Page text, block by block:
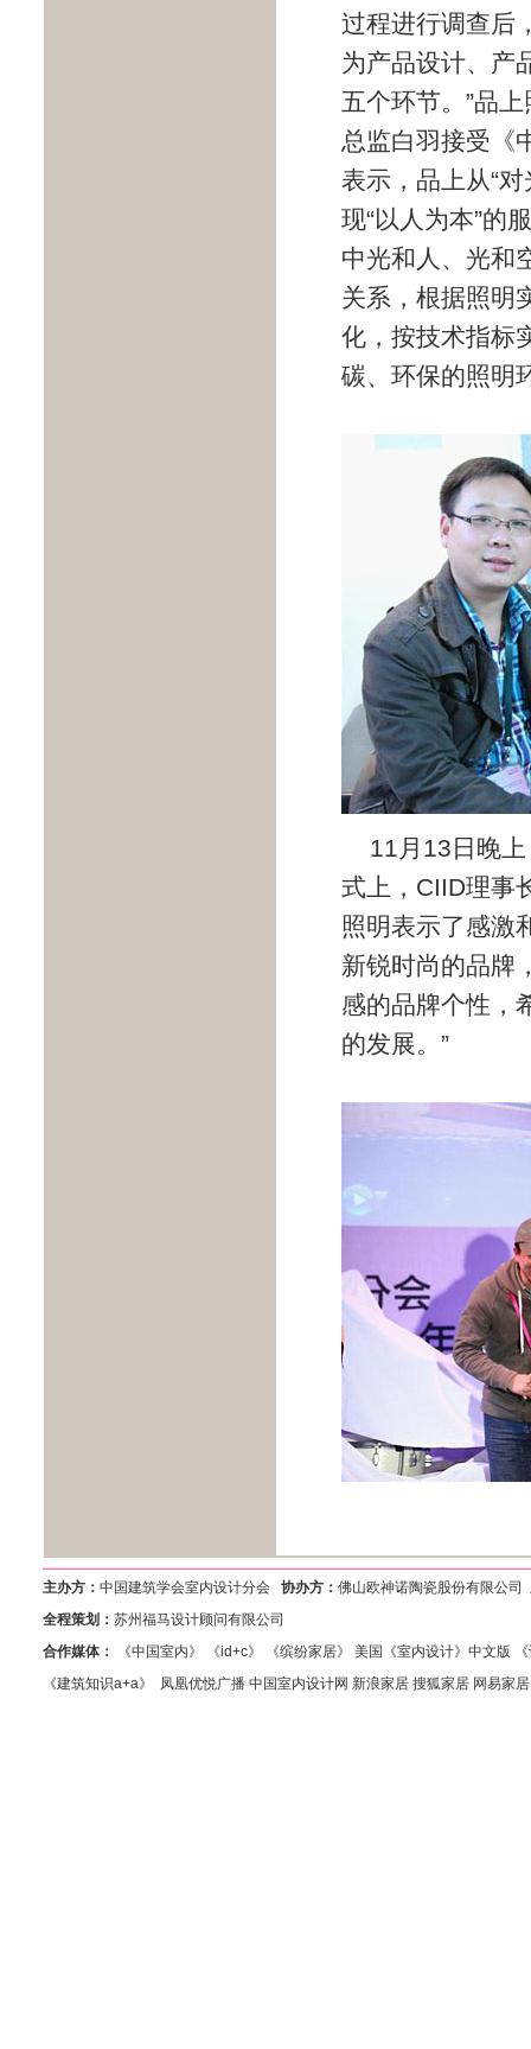
过程进行调查后
为产品设计、产
五个环节。”品
总监白羽接受《
表示，品上从“
现“以人为本”的
中光和人、光和
关系，根据照明
化，按技术指标
碳、环保的照明
11月13日晚
式上，CIID理事
照明表示了感激
新锐时尚的品牌
感的品牌个性，
的发展。”
主办方： 中国建筑学会室内设计分会 协办方： 佛山欧神诺陶瓷股份有限公
全程策划： 苏州福马设计顾问有限公司
合作媒体：
《中国室内》 《id+c》 《缤纷家居》 美国《室内设计》中文版
《建筑知识a+a》 凤凰优悦广播 中国室内设计网 新浪家居 搜狐家居 网易家